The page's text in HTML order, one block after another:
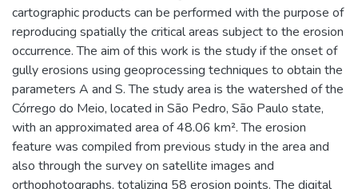
cartographic products can be performed with the purpose of
reproducing spatially the critical areas subject to the erosion
occurrence. The aim of this work is the study if the onset of
gully erosions using geoprocessing techniques to obtain the
parameters A and S. The study area is the watershed of the
Córrego do Meio, located in São Pedro, São Paulo state,
with an approximated area of 48.06 km². The erosion
feature was compiled from previous study in the area and
also through the survey on satellite images and
orthophotographs, totalizing 58 erosion points. The digital